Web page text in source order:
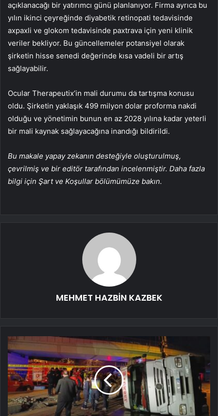
açıklanacağı bir yatırımcı günü planlanıyor. Firma ayrıca bu
yılın ikinci çeyreğinde diyabetik retinopati tedavisinde
axpaxli ve glokom tedavisinde paxtrava için yeni klinik
veriler bekliyor. Bu güncellemeler potansiyel olarak
şirketin hisse senedi değerinde kısa vadeli bir artış
sağlayabilir.
Ocular Therapeutix’in mali durumu da tartışma konusu
oldu. Şirketin yaklaşık 499 milyon dolar proforma nakdi
olduğu ve yönetimin bunun en az 2028 yılına kadar yeterli
bir mali kaynak sağlayacağına inandığı bildirildi.
Bu makale yapay zekanın desteğiyle oluşturulmuş,
çevrilmiş ve bir editör tarafından incelenmiştir. Daha fazla
bilgi için Şart ve Koşullar bölümümüze bakın.
MEHMET HAZBİN KAZBEK